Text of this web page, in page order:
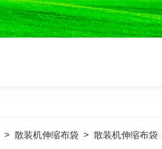
>散装机伸缩布袋 >散装机伸缩布袋